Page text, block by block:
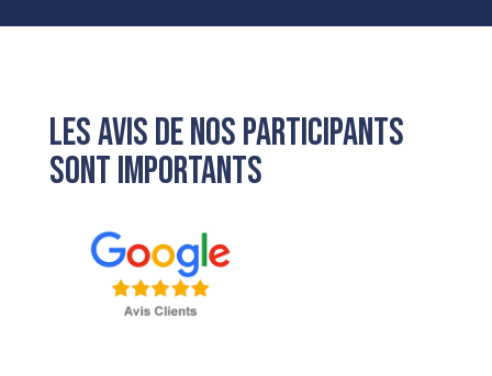
LES AVIS DE NOS PARTICIPANTS
SONT IMPORTANTS